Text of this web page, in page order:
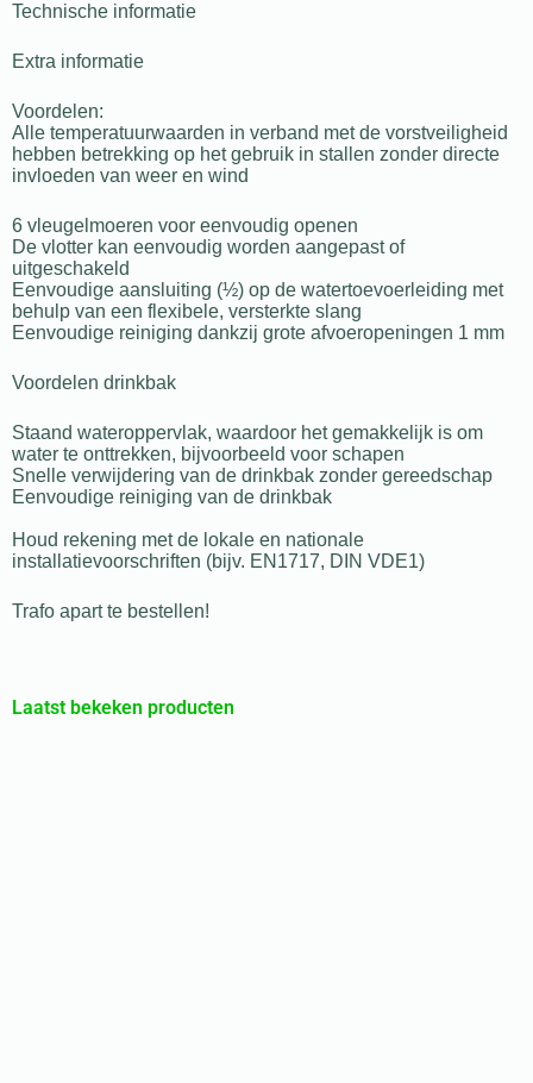
Technische informatie
Extra informatie
Voordelen:
Alle temperatuurwaarden in verband met de vorstveiligheid
hebben betrekking op het gebruik in stallen zonder directe
invloeden van weer en wind
6 vleugelmoeren voor eenvoudig openen
De vlotter kan eenvoudig worden aangepast of
uitgeschakeld
Eenvoudige aansluiting (½) op de watertoevoerleiding met
behulp van een flexibele, versterkte slang
Eenvoudige reiniging dankzij grote afvoeropeningen 1 mm
Voordelen drinkbak
Staand wateroppervlak, waardoor het gemakkelijk is om
water te onttrekken, bijvoorbeeld voor schapen
Snelle verwijdering van de drinkbak zonder gereedschap
Eenvoudige reiniging van de drinkbak
Houd rekening met de lokale en nationale
installatievoorschriften (bijv. EN1717, DIN VDE1)
Trafo apart te bestellen!
Laatst bekeken producten